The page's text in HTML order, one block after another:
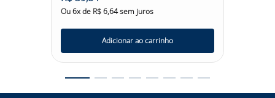
Ou6x de R$6,64sem juros
Adicionar ao carrinho